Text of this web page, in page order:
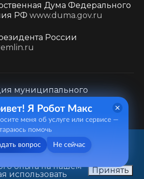
Дума Федерального
РФ www.duma.gov.ru
России
муниципального
округа «Город
сайта
обработки
ул. Первомайская, д. 78
использует
лучшего
опыта на нашем
использовать
Принять
Я Робот Макс
меня об услуге или сервисе —
помочь
вопрос Не сейчас